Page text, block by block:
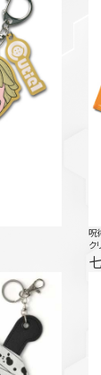
呪
ク